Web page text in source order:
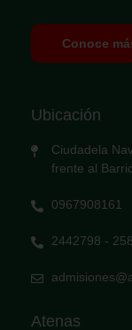
Conoce
Ubicación
Ciudadela
frente al
0967908161
2442798 -
Atenas